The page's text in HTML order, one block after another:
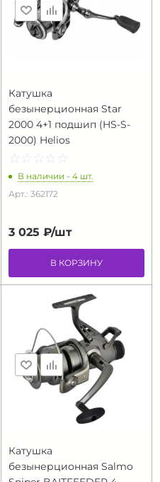
Катушка
безынерционная Star
2000 4+1 подшип (HS-S-
2000) Helios
☆ ☆ ☆ ☆ ☆
★ ★ ★ ★ ★
В наличии - 4 шт.
Арт.: 362172
3 025 ₽/шт
В КОРЗИНУ
Катушка
безынерционная Salmo